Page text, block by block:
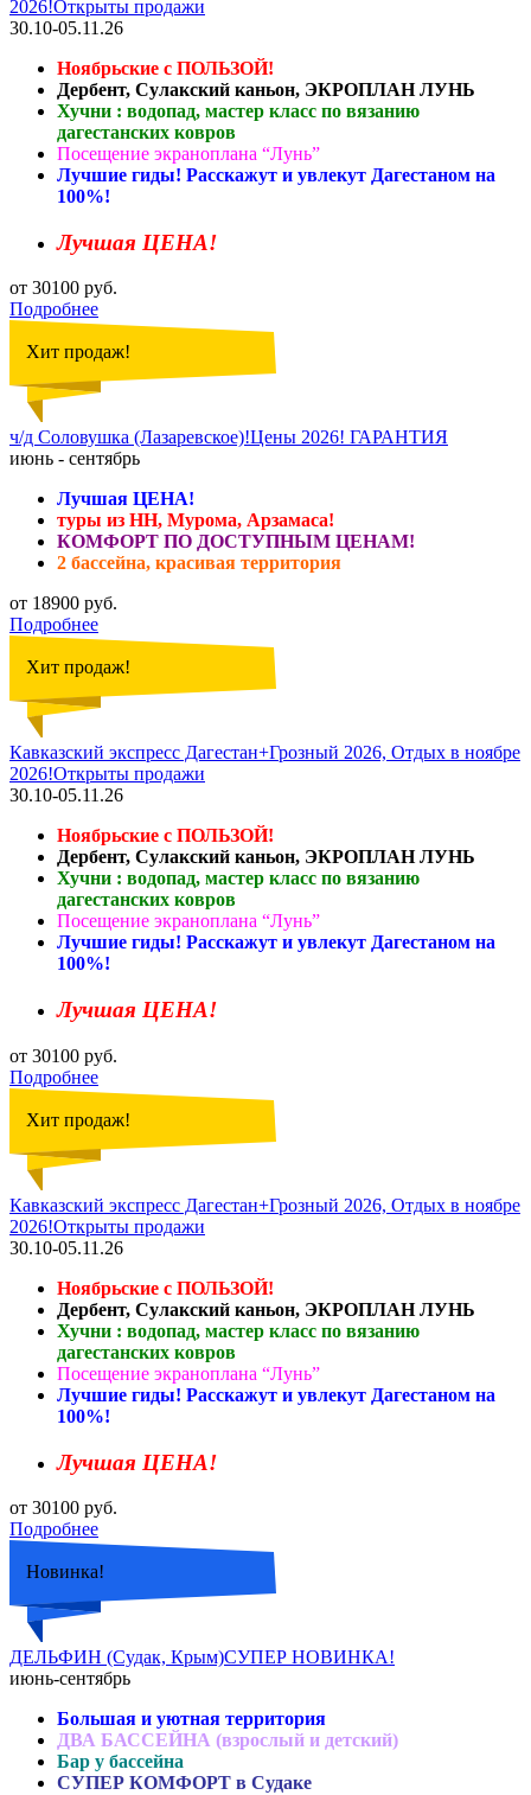
2026!Открыты продажи
30.10-05.11.26
Ноябрьские с ПОЛЬЗОЙ!
Дербент, Сулакский каньон, ЭКРОПЛАН ЛУНЬ
Хучни : водопад, мастер класс по вязанию
дагестанских ковров
Посещение экраноплана “Лунь”
Лучшие гиды! Расскажут и увлекут Дагестаном на
100%!
Лучшая ЦЕНА!
от 30100 руб.
Подробнее
Хит продаж!
ч/д Соловушка (Лазаревское)!Цены 2026! ГАРАНТИЯ
июнь - сентябрь
Лучшая ЦЕНА!
туры из НН, Мурома, Арзамаса!
КОМФОРТ ПО ДОСТУПНЫМ ЦЕНАМ!
2 бассейна, красивая территория
от 18900 руб.
Подробнее
Хит продаж!
Кавказский экспресс Дагестан+Грозный 2026, Отдых в ноябре
2026!Открыты продажи
30.10-05.11.26
Ноябрьские с ПОЛЬЗОЙ!
Дербент, Сулакский каньон, ЭКРОПЛАН ЛУНЬ
Хучни : водопад, мастер класс по вязанию
дагестанских ковров
Посещение экраноплана “Лунь”
Лучшие гиды! Расскажут и увлекут Дагестаном на
100%!
Лучшая ЦЕНА!
от 30100 руб.
Подробнее
Хит продаж!
Кавказский экспресс Дагестан+Грозный 2026, Отдых в ноябре
2026!Открыты продажи
30.10-05.11.26
Ноябрьские с ПОЛЬЗОЙ!
Дербент, Сулакский каньон, ЭКРОПЛАН ЛУНЬ
Хучни : водопад, мастер класс по вязанию
дагестанских ковров
Посещение экраноплана “Лунь”
Лучшие гиды! Расскажут и увлекут Дагестаном на
100%!
Лучшая ЦЕНА!
от 30100 руб.
Подробнее
Новинка!
ДЕЛЬФИН (Судак, Крым)СУПЕР НОВИНКА!
июнь-сентябрь
Большая и уютная территория
ДВА БАССЕЙНА (взрослый и детский)
Бар у бассейна
СУПЕР КОМФОРТ в Судаке